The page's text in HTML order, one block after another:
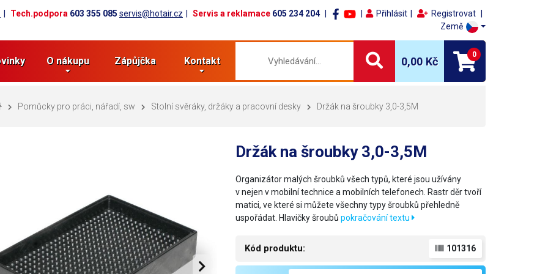
Tech.podpora 603 355 085 servis@hotair.cz Servis a reklamace 605 234 204 Přihlásit
Registrovat
Země
O nákupu Zápůjčka Kontakt 0,00 Kč
0
Pomůcky pro práci, nářadí, sw Stolní svěráky, držáky a pracovní desky Držák na šroubky 3,0-3,5M
Držák na šroubky 3,0-3,5M
Organizátor malých šroubků všech typů, které jsou užívány
v nejen v mobilní technice a mobilních telefonech. Rastr děr tvoří
matici, ve které si můžete všechny typy šroubků přehledně
uspořádat. Hlavičky šroubůpokračování textu
Kód produktu: 101316